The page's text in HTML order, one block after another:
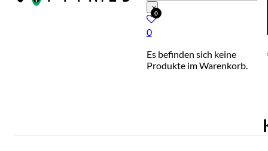
×0
0
Es befinden sich keine
Produkte im Warenkorb.